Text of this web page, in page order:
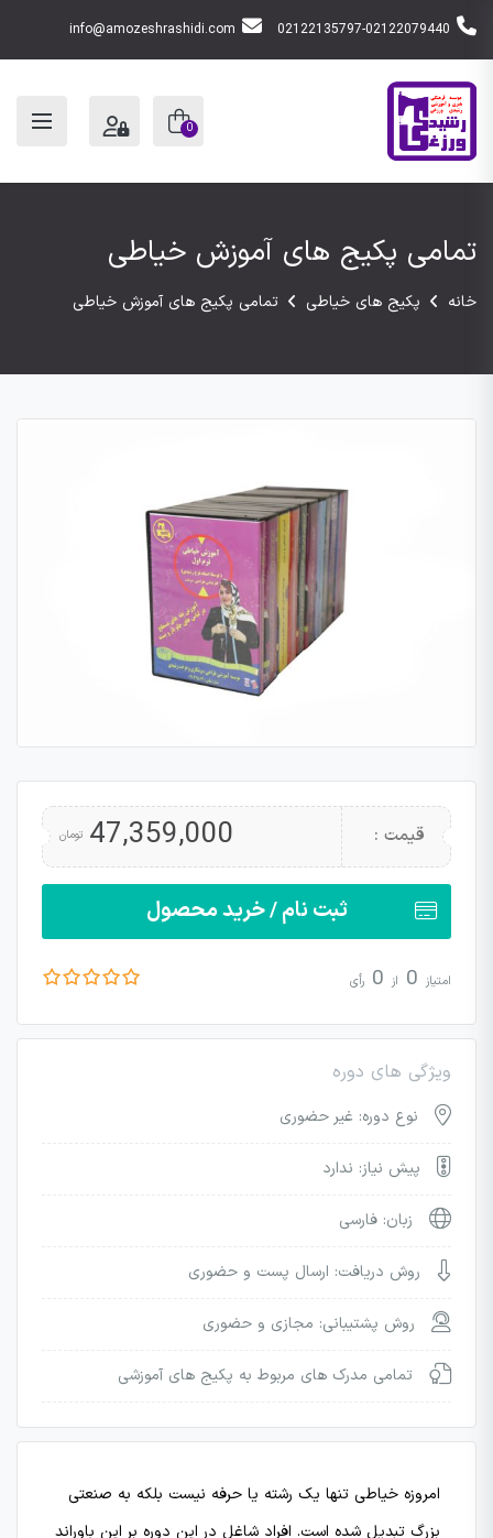
02122135797-02122079440
info@amozeshrashidi.com
0
تمامی پکیج های آموزش خیاطی
خانه پکیج های خیاطی تمامی پکیج های آموزش خیاطی
قیمت : 47,359,000 تومان
ثبت نام / خرید محصول
امتیاز 0 از 0 رأی
ویژگی های دوره
نوع دوره: غیر حضوری
پیش نیاز: ندارد
زبان: فارسی
روش دریافت: ارسال پست و حضوری
روش پشتیبانی: مجازی و حضوری
تمامی مدرک های مربوط به پکیج های آموزشی
امروزه خیاطی تنها یک رشته یا حرفه نیست بلکه به صنعتی
بزرگ تبدیل شده است. افراد شاغل در این دوره بر این باوراند